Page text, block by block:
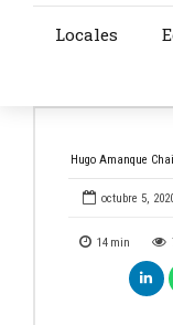
Locales
Hugo Amanque
octubre 5,
14 min